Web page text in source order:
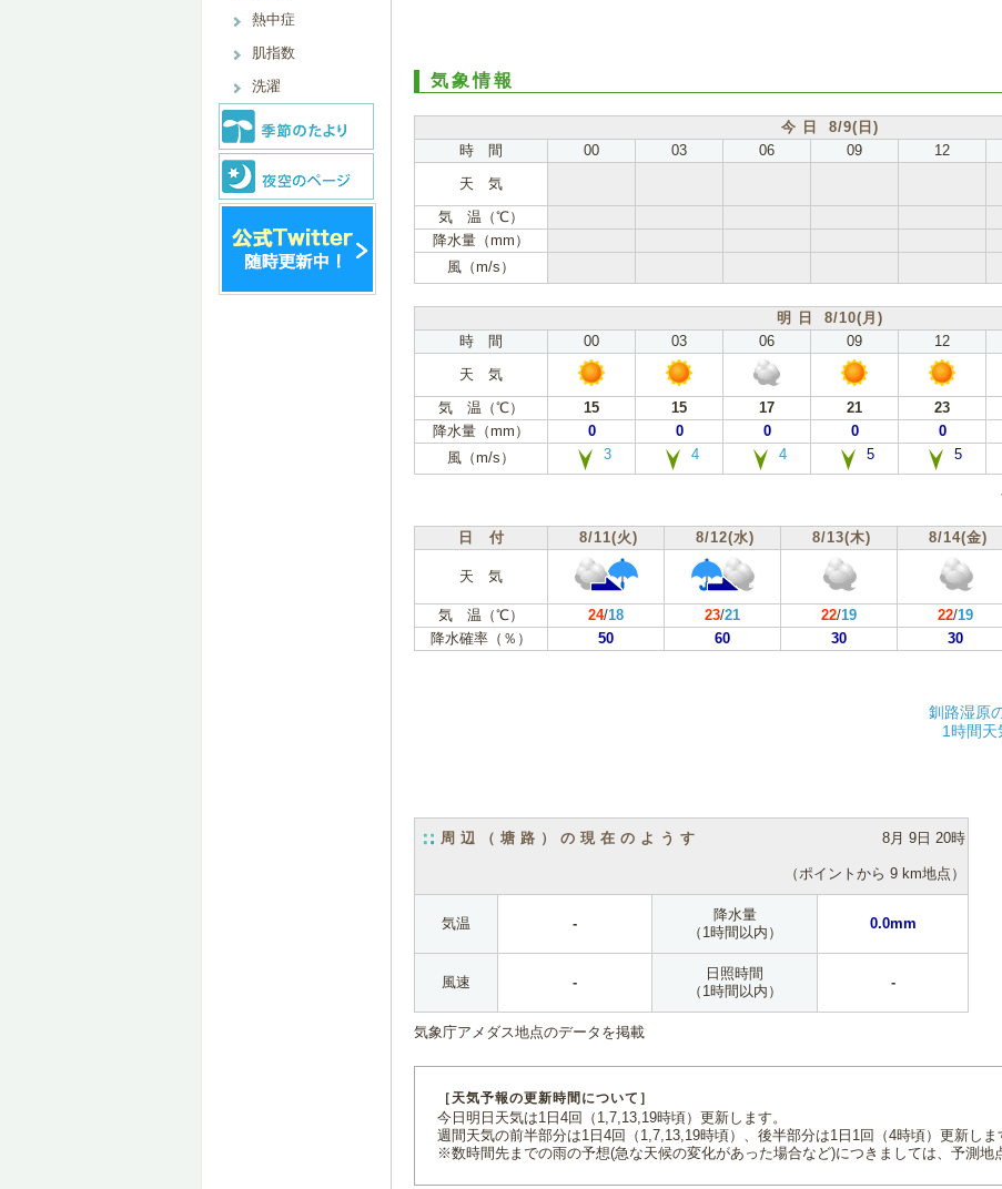
熱中症
肌指数
洗濯
気象情報
今 日 8/9(日)
時 間
00 03 06 09 12
天 気
気 温（℃）
降水量（mm）
風（m/s）
明 日 8/10(月)
時 間
00 03 06 09 12
天 気
気 温（℃）
15 15 17 21 23
降水量（mm）
0 0 0 0 0
風（m/s）
3 4 4 5 5
日 付 8/11(火) 8/12(水) 8/13(木) 8/14(金)
天 気
気 温（℃） 24/18 23/21 22/19 22/19
降水確率（％）
50 60 30 30
釧路湿原
1時間天
周辺（塘路）の現在のようす 8月 9日 20時
（ポイントから 9 km地点）
気温 -
降水量
（1時間以内）
0.0mm
風速 -
日照時間
（1時間以内）
-
気象庁アメダス地点のデータを掲載
［天気予報の更新時間について］
今日明日天気は1日4回（1,7,13,19時頃）更新します。
週間天気の前半部分は1日4回（1,7,13,19時頃）、後半部分は1日1回（4時頃）更新しま
※数時間先までの雨の予想(急な天候の変化があった場合など)につきましては、予測地